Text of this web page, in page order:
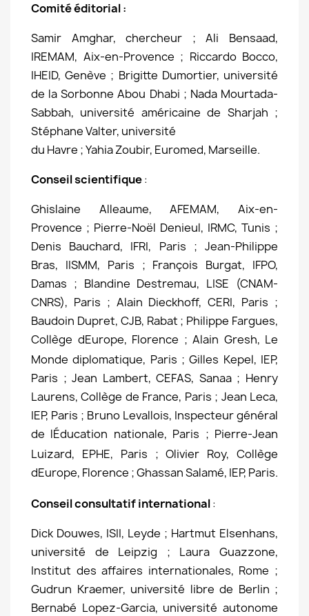
Comité éditorial:
Samir Amghar, chercheur ; Ali Bensaad,
IREMAM, Aix-en-Provence ; Riccardo Bocco,
IHEID, Genève ; Brigitte Dumortier, université
de la Sorbonne Abou Dhabi ; Nada Mourtada-
Sabbah, université américaine de Sharjah ;
Stéphane Valter, université
du Havre ; Yahia Zoubir, Euromed, Marseille.
Conseil scientifique:
Ghislaine Alleaume, AFEMAM, Aix-en-
Provence ; Pierre-Noël Denieul, IRMC, Tunis ;
Denis Bauchard, IFRI, Paris ; Jean-Philippe
Bras, IISMM, Paris ; François Burgat, IFPO,
Damas ; Blandine Destremau, LISE (CNAM-
CNRS), Paris ; Alain Dieckhoff, CERI, Paris ;
Baudoin Dupret, CJB, Rabat ; Philippe Fargues,
Collège dEurope, Florence ; Alain Gresh, Le
Monde diplomatique, Paris ; Gilles Kepel, IEP,
Paris ; Jean Lambert, CEFAS, Sanaa ; Henry
Laurens, Collège de France, Paris ; Jean Leca,
IEP, Paris ; Bruno Levallois, Inspecteur général
de lÉducation nationale, Paris ; Pierre-Jean
Luizard, EPHE, Paris ; Olivier Roy, Collège
dEurope, Florence ; Ghassan Salamé, IEP, Paris.
Conseil consultatif international:
Dick Douwes, ISII, Leyde ; Hartmut Elsenhans,
université de Leipzig ; Laura Guazzone,
Institut des affaires internationales, Rome ;
Gudrun Kraemer, université libre de Berlin ;
Bernabé Lopez-Garcia, université autonome